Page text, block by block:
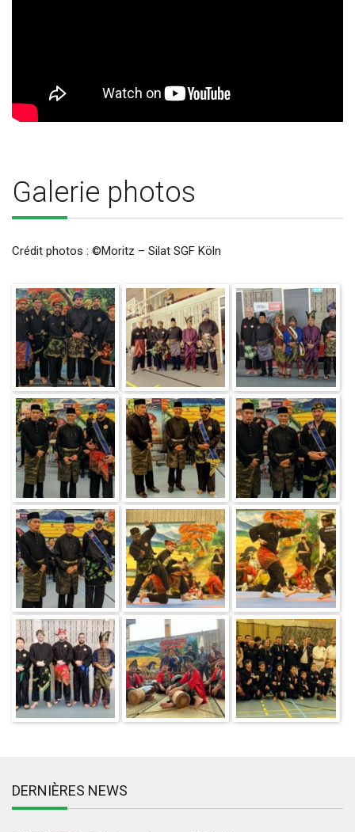
Galerie photos
Crédit photos : ©Moritz – Silat SGF Köln
DERNIÈRES NEWS